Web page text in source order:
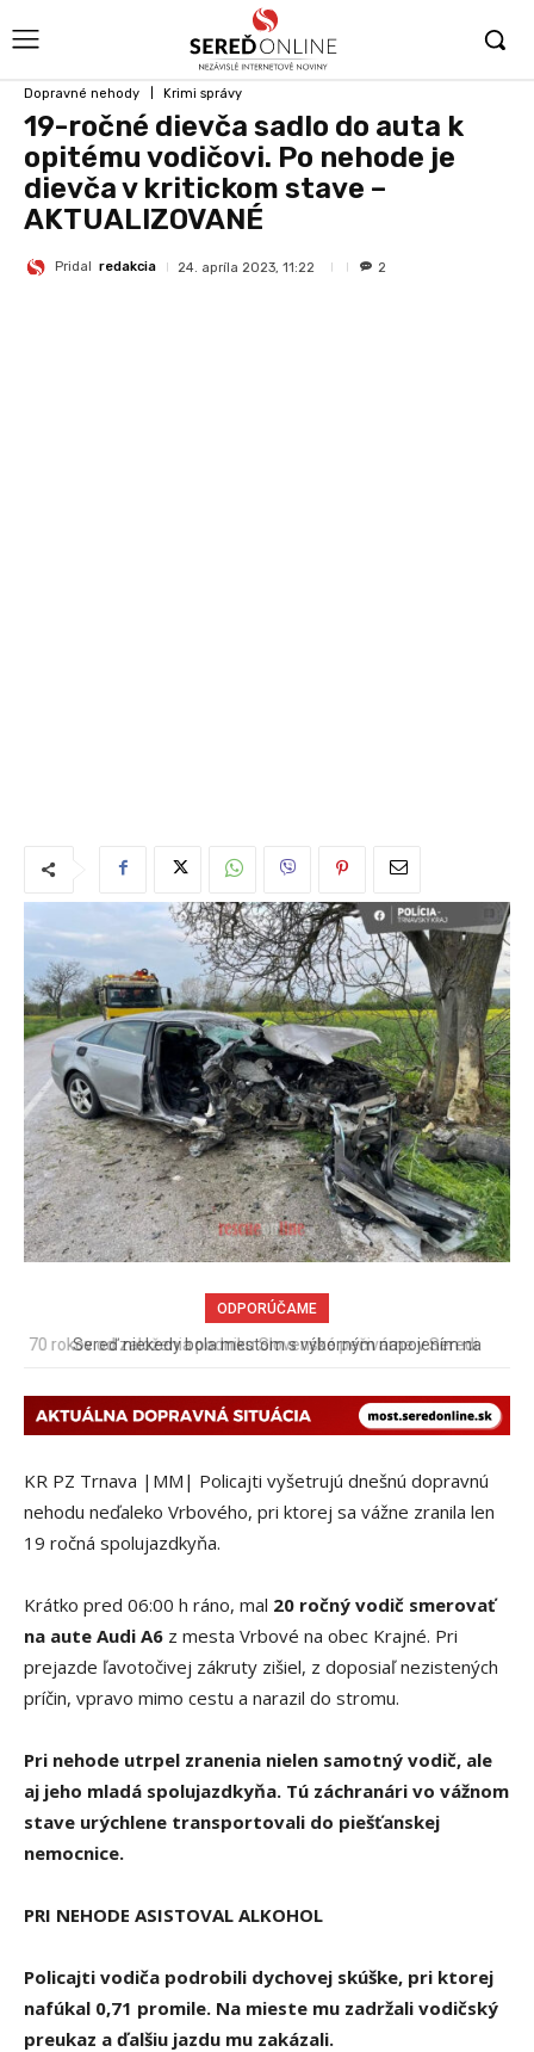
Dopravné nehody Krimi správy
19-ročné dievča sadlo do auta k
opitému vodičovi. Po nehode je
dievča v kritickom stave –
AKTUALIZOVANÉ
Pridal redakcia 24. apríla 2023, 11:22 2
ODPORÚČAME
Sereď niekedy bola mestom s výborným napojením na
KR PZ Trnava |MM| Policajti vyšetrujú dnešnú dopravnú
nehodu neďaleko Vrbového, pri ktorej sa vážne zranila len
19 ročná spolujazdkyňa.
Krátko pred 06:00 h ráno, mal 20 ročný vodič smerovať
na aute Audi A6 z mesta Vrbové na obec Krajné. Pri
prejazde ľavotočivej zákruty zišiel, z doposiaľ nezistených
príčin, vpravo mimo cestu a narazil do stromu.
Pri nehode utrpel zranenia nielen samotný vodič, ale
aj jeho mladá spolujazdkyňa. Tú záchranári vo vážnom
stave urýchlene transportovali do piešťanskej
nemocnice.
PRI NEHODE ASISTOVAL ALKOHOL
Policajti vodiča podrobili dychovej skúške, pri ktorej
nafúkal 0,71 promile. Na mieste mu zadržali vodičský
preukaz a ďalšiu jazdu mu zakázali.